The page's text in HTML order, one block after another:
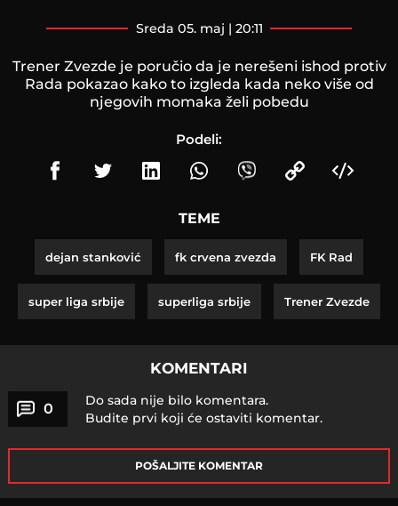
sreda 05. maj | 20:11
Trener Zvezde je poručio da je nerešeni ishod protiv
Rada pokazao kako to izgleda kada neko više od
njegovih momaka želi pobedu
Podeli:
TEME
dejan stanković fk crvena zvezda FK Rad
super liga srbije superliga srbije Trener Zvezde
KOMENTARI
0
Do sada nije bilo komentara.
Budite prvi koji će ostaviti komentar.
POŠALJITE KOMENTAR